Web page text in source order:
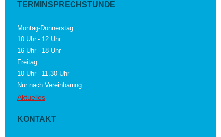
TERMINSPRECHSTUNDE
Montag-Donnerstag
10 Uhr - 12 Uhr
16 Uhr - 18 Uhr
Freitag
10 Uhr - 11.30 Uhr
Nur nach Vereinbarung
Aktuelles
KONTAKT